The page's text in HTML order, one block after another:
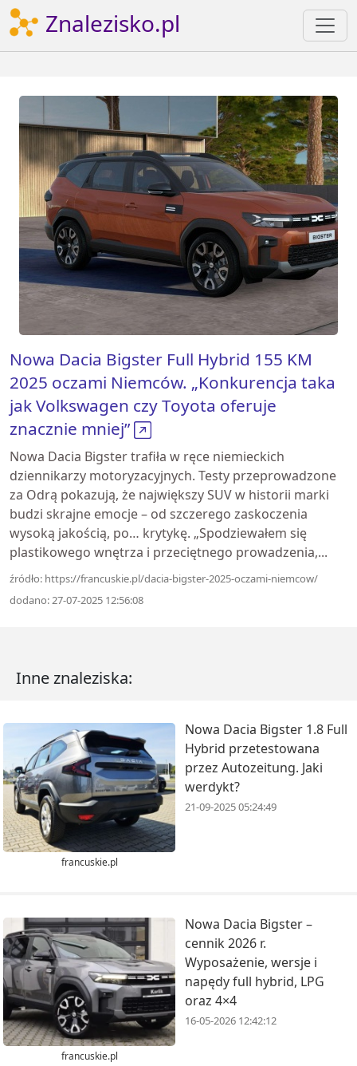
Znalezisko.pl
Nowa Dacia Bigster Full Hybrid 155 KM
2025 oczami Niemców. „Konkurencja taka
jak Volkswagen czy Toyota oferuje
znacznie mniej”
Nowa Dacia Bigster trafiła w ręce niemieckich
dziennikarzy motoryzacyjnych. Testy przeprowadzone
za Odrą pokazują, że największy SUV w historii marki
budzi skrajne emocje – od szczerego zaskoczenia
wysoką jakością, po… krytykę. „Spodziewałem się
plastikowego wnętrza i przeciętnego prowadzenia,...
źródło: https://francuskie.pl/dacia-bigster-2025-oczami-niemcow/
dodano: 27-07-2025 12:56:08
Inne znaleziska:
francuskie.pl
Nowa Dacia Bigster 1.8 Full
Hybrid przetestowana
przez Autozeitung. Jaki
werdykt?
21-09-2025 05:24:49
francuskie.pl
Nowa Dacia Bigster –
cennik 2026 r.
Wyposażenie, wersje i
napędy full hybrid, LPG
oraz 4×4
16-05-2026 12:42:12